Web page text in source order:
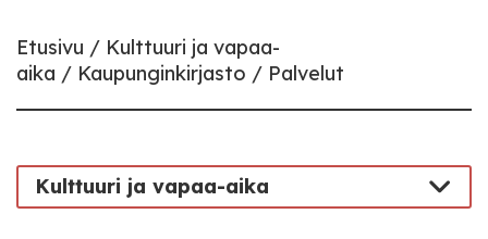
Etusivu
Kulttuuri ja vapaa-
aika
Kaupunginkirjasto Palvelut
Kulttuuri ja vapaa-aika